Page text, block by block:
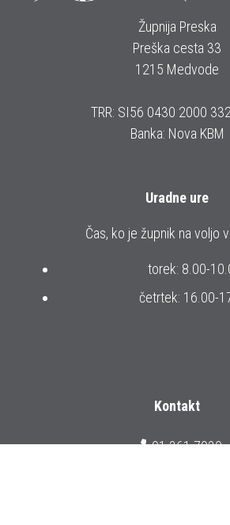
Župnija Preska
Preška cesta 33
1215 Medvode
TRR: SI56 0430 2000
Banka: Nova KBM
Uradne ure
Čas, ko je župnik na voljo
torek: 8.00-
četrtek: 16.00-
Kontakt
01 361 7930